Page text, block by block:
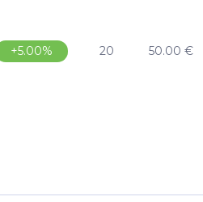
+5.00% 20 50.00 €